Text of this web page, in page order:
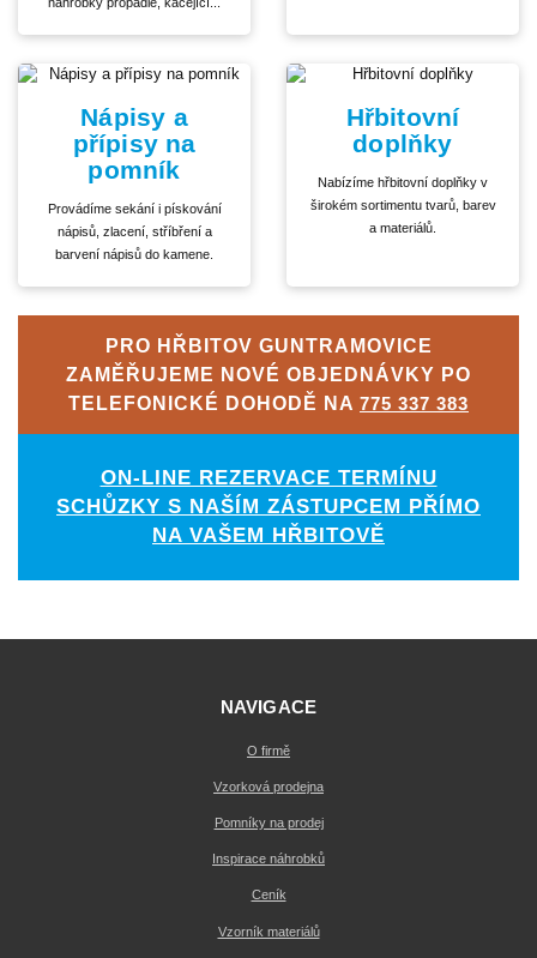
Nápisy a
přípisy na
pomník
Provádíme sekání i pískování
nápisů, zlacení, stříbření a
barvení nápisů do kamene.
Hřbitovní
doplňky
Nabízíme hřbitovní doplňky v
širokém sortimentu tvarů, barev
a materiálů.
PRO HŘBITOV GUNTRAMOVICE
ZAMĚŘUJEME NOVÉ OBJEDNÁVKY PO
TELEFONICKÉ DOHODĚ NA 775 337 383
ON-LINE REZERVACE TERMÍNU
SCHŮZKY S NAŠÍM ZÁSTUPCEM PŘÍMO
NA VAŠEM HŘBITOVĚ
NAVIGACE
O firmě
Vzorková prodejna
Pomníky na prodej
Inspirace náhrobků
Ceník
Vzorník materiálů